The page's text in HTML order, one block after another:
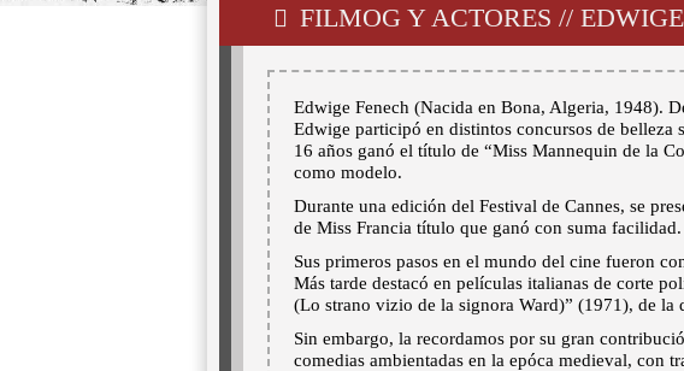
FILMOG Y ACTORES //
Edwige Fenech (Nacida en Bona, Algeria, 1948).
Edwige participó en distintos concursos de belleza
16 años ganó el título de “Miss Mannequin de la
como modelo.
Durante una edición del Festival de Cannes, se
de Miss Francia título que ganó con suma facilidad.
Sus primeros pasos en el mundo del cine fueron
Más tarde destacó en películas italianas de corte
(Lo strano vizio de la signora Ward)” (1971), de la
Sin embargo, la recordamos por su gran
comedias ambientadas en la epóca medieval, con